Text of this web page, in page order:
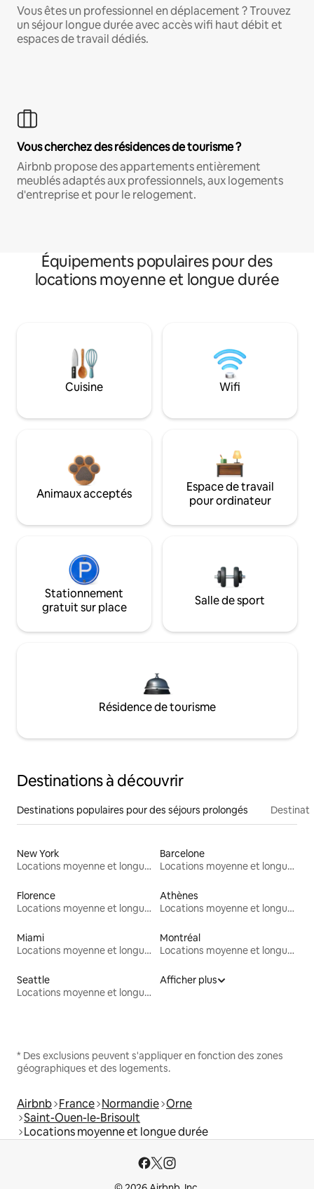
Vous êtes un professionnel en déplacement ? Trouvez
un séjour longue durée avec accès wifi haut débit et
espaces de travail dédiés.
Vous cherchez des résidences de tourisme ?
Airbnb propose des appartements entièrement
meublés adaptés aux professionnels, aux logements
d'entreprise et pour le relogement.
Équipements populaires pour des
locations moyenne et longue durée
Cuisine Wifi
Animaux acceptés
Espace de travail
pour ordinateur
Stationnement
gratuit sur place
Salle de sport
Résidence de tourisme
Destinations à découvrir
Destinations populaires pour des séjours prolongés
New York
Locations moyenne et longue durée
Barcelone
Locations moyenne et longue durée
Florence
Locations moyenne et longue durée
Athènes
Locations moyenne et longue durée
Miami
Locations moyenne et longue durée
Montréal
Locations moyenne et longue durée
Seattle
Locations moyenne et longue durée
Afficher plus
* Des exclusions peuvent s'appliquer en fonction des zones
géographiques et des logements.
Airbnb France Normandie Orne
Saint-Ouen-le-Brisoult
Locations moyenne et longue durée